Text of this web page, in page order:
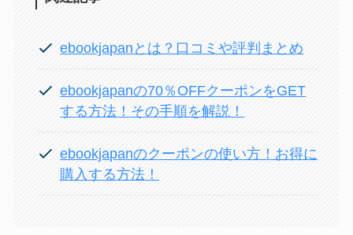
ebookjapanとは？口コミや評判まとめ
ebookjapanの70％OFFクーポンをGET
する方法！その手順を解説！
ebookjapanのクーポンの使い方！お得に
購入する方法！